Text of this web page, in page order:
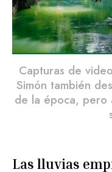
Capturas de
Simón también
de la época, pero
Las lluvias